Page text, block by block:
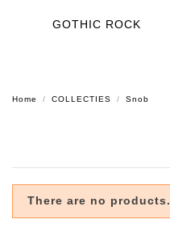
GOTHIC ROCK
Home COLLECTIES Snob
There are no products.